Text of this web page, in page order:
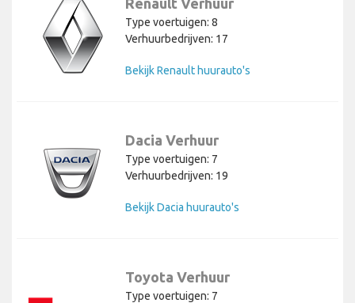
Type voertuigen: 8
Verhuurbedrijven: 17
Bekijk Renault huurauto's
Dacia Verhuur
Type voertuigen: 7
Verhuurbedrijven: 19
Bekijk Dacia huurauto's
Toyota Verhuur
Type voertuigen: 7